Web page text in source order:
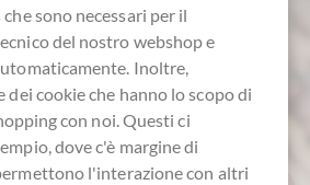
sono necessari per il
del nostro webshop e
Inoltre,
dei cookie che hanno lo scopo di
con noi. Questi ci
dove c'è margine di
l'interazione con altri